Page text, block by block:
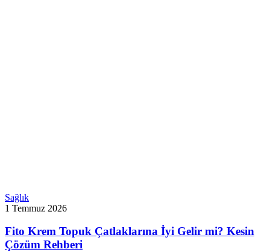
Sağlık
1 Temmuz 2026
Fito Krem Topuk Çatlaklarına İyi Gelir mi? Kesin
Çözüm Rehberi